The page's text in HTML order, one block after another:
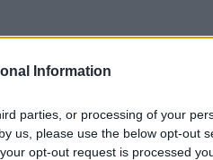
Information
parties, or processing of your
us, please use the below opt-out
opt-out request is processed